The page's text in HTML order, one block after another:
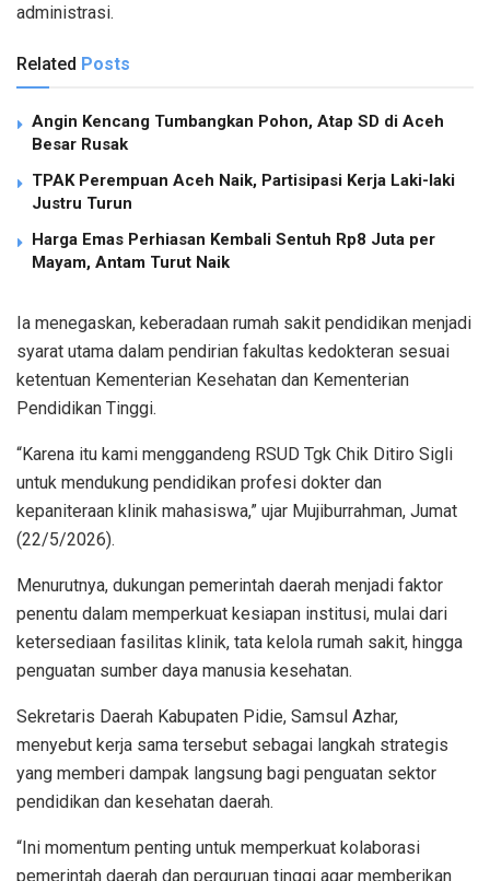
administrasi.
Related Posts
Angin Kencang Tumbangkan Pohon, Atap SD di Aceh
Besar Rusak
TPAK Perempuan Aceh Naik, Partisipasi Kerja Laki-laki
Justru Turun
Harga Emas Perhiasan Kembali Sentuh Rp8 Juta per
Mayam, Antam Turut Naik
Ia menegaskan, keberadaan rumah sakit pendidikan menjadi
syarat utama dalam pendirian fakultas kedokteran sesuai
ketentuan Kementerian Kesehatan dan Kementerian
Pendidikan Tinggi.
“Karena itu kami menggandeng RSUD Tgk Chik Ditiro Sigli
untuk mendukung pendidikan profesi dokter dan
kepaniteraan klinik mahasiswa,” ujar Mujiburrahman, Jumat
(22/5/2026).
Menurutnya, dukungan pemerintah daerah menjadi faktor
penentu dalam memperkuat kesiapan institusi, mulai dari
ketersediaan fasilitas klinik, tata kelola rumah sakit, hingga
penguatan sumber daya manusia kesehatan.
Sekretaris Daerah Kabupaten Pidie, Samsul Azhar,
menyebut kerja sama tersebut sebagai langkah strategis
yang memberi dampak langsung bagi penguatan sektor
pendidikan dan kesehatan daerah.
“Ini momentum penting untuk memperkuat kolaborasi
pemerintah daerah dan perguruan tinggi agar memberikan